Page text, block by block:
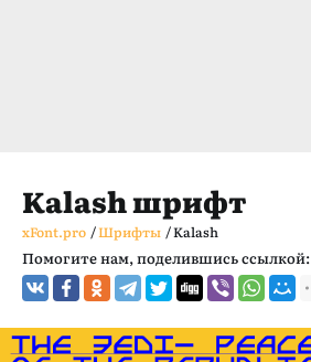
Kalash шрифт
xFont.pro /Шрифты /Kalash
Помогите нам, поделившись ссылкой: